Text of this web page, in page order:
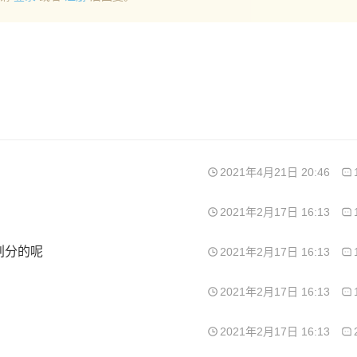
2021年4月21日 20:46
2021年2月17日 16:13
分的呢 2021年2月17日 16:13
2021年2月17日 16:13
2021年2月17日 16:13